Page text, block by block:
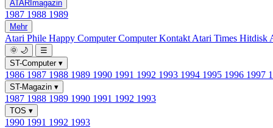
ATARImagazin
1987 1988 1989
Mehr
Atari Phile Happy ComputerComputer Kontakt Atari Times Hitdisk
🌞 🌙
☰
ST-Computer ▾
1986 1987 1988 1989 1990 1991 1992 1993 1994 1995 1996 1997
ST-Magazin ▾
1987 1988 1989 1990 1991 1992 1993
TOS ▾
1990 1991 1992 1993